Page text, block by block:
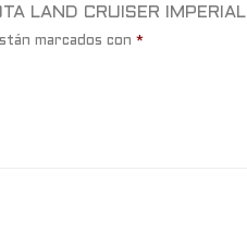
LAND CRUISER
marcados con *